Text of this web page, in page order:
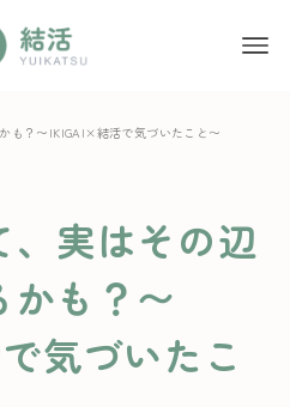
も？〜IKIGAI×結活で気づいたこと〜
実はその辺
かも？〜
気づいたこ